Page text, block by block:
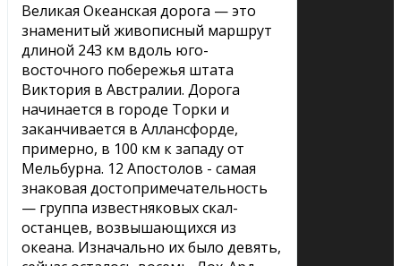
Великая Океанская дорога — это
знаменитый живописный маршрут
длиной 243 км вдоль юго-
восточного побережья штата
Виктория в Австралии. Дорога
начинается в городе Торки и
заканчивается в Аллансфорде,
примерно, в 100 км к западу от
Мельбурна. 12 Апостолов - самая
знаковая достопримечательность
— группа известняковых скал-
останцев, возвышающихся из
океана. Изначально их было девять,